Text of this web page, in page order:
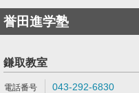
誉田進学塾
鎌取教室
043-292-6830